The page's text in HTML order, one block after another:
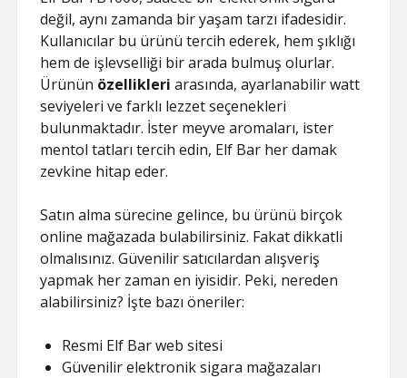
değil, aynı zamanda bir yaşam tarzı ifadesidir.
Kullanıcılar bu ürünü tercih ederek, hem şıklığı
hem de işlevselliği bir arada bulmuş olurlar.
Ürünün özellikleri arasında, ayarlanabilir watt
seviyeleri ve farklı lezzet seçenekleri
bulunmaktadır. İster meyve aromaları, ister
mentol tatları tercih edin, Elf Bar her damak
zevkine hitap eder.
Satın alma sürecine gelince, bu ürünü birçok
online mağazada bulabilirsiniz. Fakat dikkatli
olmalısınız. Güvenilir satıcılardan alışveriş
yapmak her zaman en iyisidir. Peki, nereden
alabilirsiniz? İşte bazı öneriler:
Resmi Elf Bar web sitesi
Güvenilir elektronik sigara mağazaları